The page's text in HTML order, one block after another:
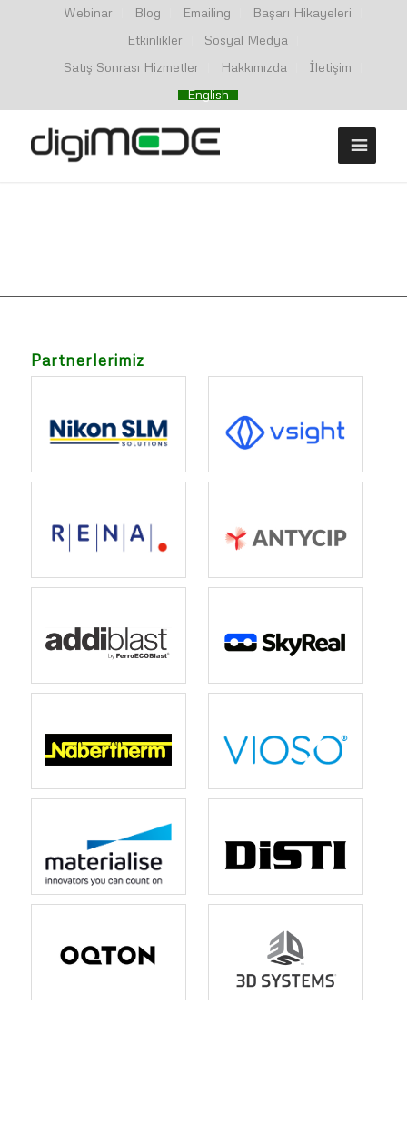
Webinar Blog Emailing
Başarı Hikayeleri
Etkinlikler
Sosyal Medya
Satış Sonrası Hizmetler
Hakkımızda
İletişim
English
Partnerlerimiz